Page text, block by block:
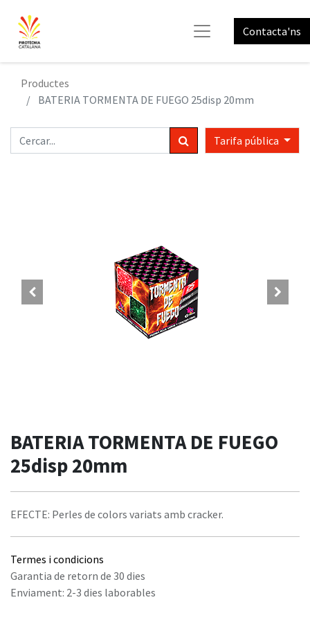
Contacta'ns
Productes
BATERIA TORMENTA DE FUEGO 25disp 20mm
Tarifa pública
BATERIA TORMENTA DE FUEGO
25disp 20mm
EFECTE: Perles de colors variats amb cracker.
Termes i condicions
Garantia de retorn de 30 dies
Enviament: 2-3 dies laborables